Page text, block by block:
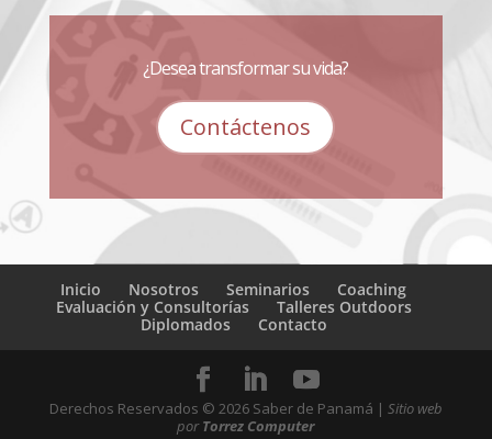
¿Desea transformar su vida?
Contáctenos
Inicio Nosotros Seminarios
Coaching
Evaluación y Consultorías
Talleres Outdoors
Diplomados
Contacto
Derechos Reservados © 2026Saber de Panamá | Sitio web
porTorrez Computer